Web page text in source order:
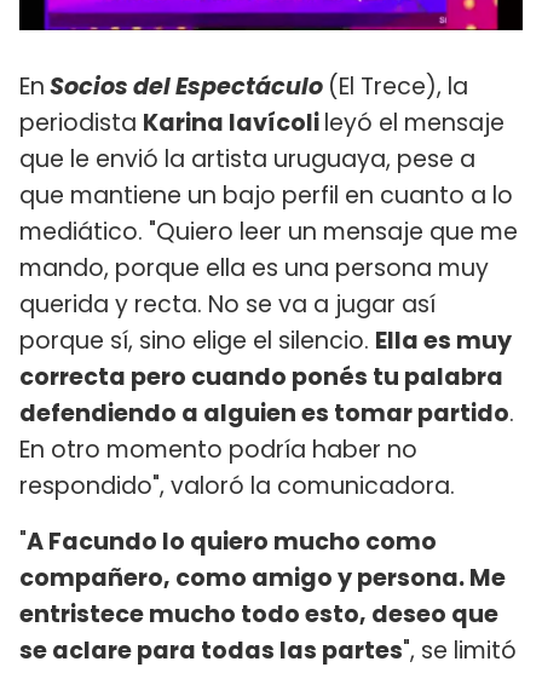
EnSocios del Espectáculo (El Trece), la
periodista Karina Iavícolileyó el mensaje
que le envió la artista uruguaya, pese a
que mantiene un bajo perfil en cuanto a lo
mediático. "Quiero leer un mensaje que me
mando, porque ella es una persona muy
querida y recta. No se va a jugar así
porque sí, sino elige el silencio. Ella es muy
correcta pero cuando ponés tu palabra
defendiendo a alguien es tomar partido.
En otro momento podría haber no
respondido", valoró la comunicadora.
"A Facundo lo quiero mucho como
compañero, como amigo y persona. Me
entristece mucho todo esto, deseo que
se aclare para todas las partes", se limitó